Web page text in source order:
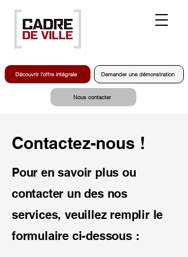
Nous contacter
Demander une démonstration
Découvrir l'offre intégrale
Contactez-nous !
Pour en savoir plus ou
contacter un des nos
services, veuillez remplir le
formulaire ci-dessous :